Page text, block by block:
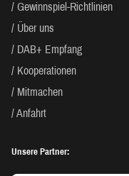
Gewinnspiel-Richtlinien
Über uns
DAB+ Empfang
Kooperationen
Mitmachen
Anfahrt
Unsere Partner: